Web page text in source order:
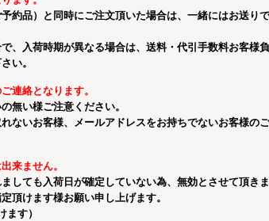
約品）と同時にご注文頂いた場合は、一緒にはお送りで
、入荷時期が異なる場合は、送料・代引手数料お客様
い。
連絡となります。
無い様ご注意ください。
ないお客様、メールアドレスをお持ちでないお客様の
来ません。
しても入荷日が確定していない為、無効とさせて頂きま
頂けます様お願い申し上げます。
ます）